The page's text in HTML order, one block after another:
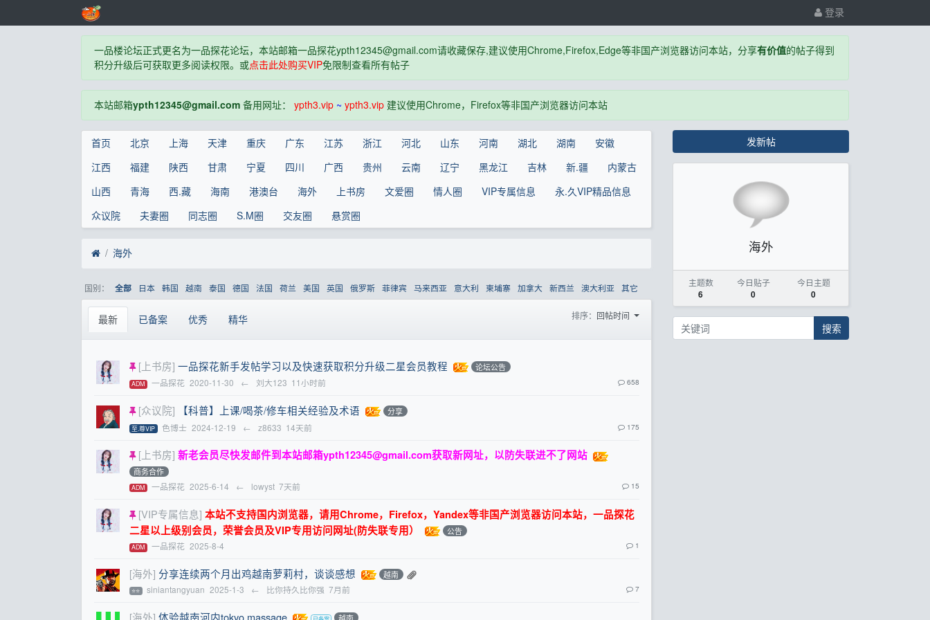
登录
一品楼论坛正式更名为一品探花论坛，本站邮箱一品探花ypth12345@gmail.com请收藏保存,建议使用Chrome,Firefox,Edge等非国产浏览器访问本站，分享有价值的帖子得到
积分升级后可获取更多阅读权限。或点击此处购买VIP免限制查看所有帖子
本站邮箱ypth12345@gmail.com备用网址： ypth3.vip~ ypth3.vip建议使用Chrome，Firefox等非国产浏览器访问本站
首页 北京 上海 天津 重庆 广东 江苏 浙江 河北 山东 河南 湖北 湖南
安徽
江西
福建 陕西 甘肃 宁夏 四川 广西 贵州 云南 辽宁 黑龙江 吉林 新.疆
内蒙古
山西
青海 西.藏 海南 港澳台 海外 上书房 文爱圈 情人圈 VIP专属信息
永.久VIP精品信息
众议院
夫妻圈 同志圈 S.M圈 交友圈 悬赏圈
海外
国别： 全部 日本 韩国 越南 泰国 德国 法国 荷兰 美国 英国 俄罗斯 菲律宾 马来西亚 意大利 柬埔寨 加拿大 新西兰 澳大利亚 其它
最新 已备案 优秀 精华 排序： 回帖时间
[上书房] 一品探花新手发帖学习以及快速获取积分升级二星会员教程 论坛公告
ADM 一品探花 2020-11-30 ← 刘大123 11小时前 658
[众议院] 【科普】上课/喝茶/修车相关经验及术语 分享
至.尊VIP 色博士 2024-12-19 ← z8633 14天前 175
[上书房] 新老会员尽快发邮件到本站邮箱ypth12345@gmail.com获取新网址，以防失联进不了网站
商务合作
ADM 一品探花 2025-6-14 ← lowyst 7天前 15
[VIP专属信息] 本站不支持国内浏览器，请用Chrome，Firefox，Yandex等非国产浏览器访问本站，一品探花
二星以上级别会员，荣誉会员及VIP专用访问网址(防失联专用）
公告
ADM 一品探花 2025-8-4 1
[海外] 分享连续两个月出鸡越南萝莉村，谈谈感想 越南
⭐⭐ siniantangyuan 2025-1-3 ← 比你持久比你强 7月前 7
[海外] 体验越南河内tokyo massage 越南
发新帖
海外
主题数
6
今日贴子
0
今日主题
0
搜索